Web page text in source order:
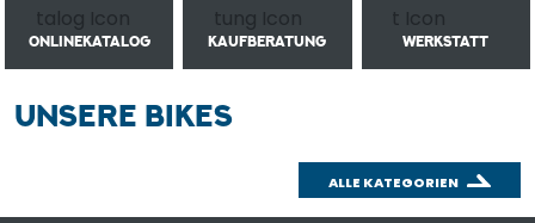
ONLINEKATALOG KAUFBERATUNG WERKSTATT
UNSERE BIKES
ALLE KATEGORIEN